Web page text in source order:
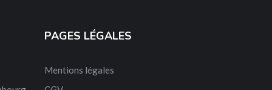
PAGES LÉGALES
Mentions légales